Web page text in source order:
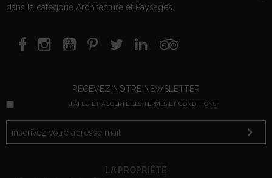
dans la catégorie Architecture et Paysages.
RECEVEZ NOTRE NEWSLETTER
J'AI LU ET ACCEPTE LES TERMES ET CONDITIONS
LA PROPRIÉTÉ